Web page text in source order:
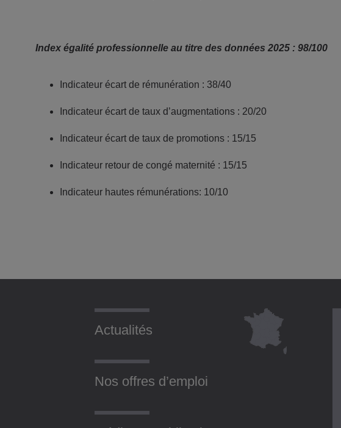
Index égalité professionnelle au titre des données 2025 : 98/100
Indicateur écart de rémunération : 38/40
Indicateur écart de taux d’augmentations : 20/20
Indicateur écart de taux de promotions : 15/15
Indicateur retour de congé maternité : 15/15
Indicateur hautes rémunérations: 10/10
Actualités
Nos offres d’emploi